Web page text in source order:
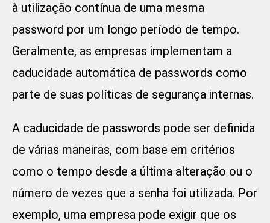
à utilização contínua de uma mesma
password por um longo período de tempo.
Geralmente, as empresas implementam a
caducidade automática de passwords como
parte de suas políticas de segurança internas.
A caducidade de passwords pode ser definida
de várias maneiras, com base em critérios
como o tempo desde a última alteração ou o
número de vezes que a senha foi utilizada. Por
exemplo, uma empresa pode exigir que os